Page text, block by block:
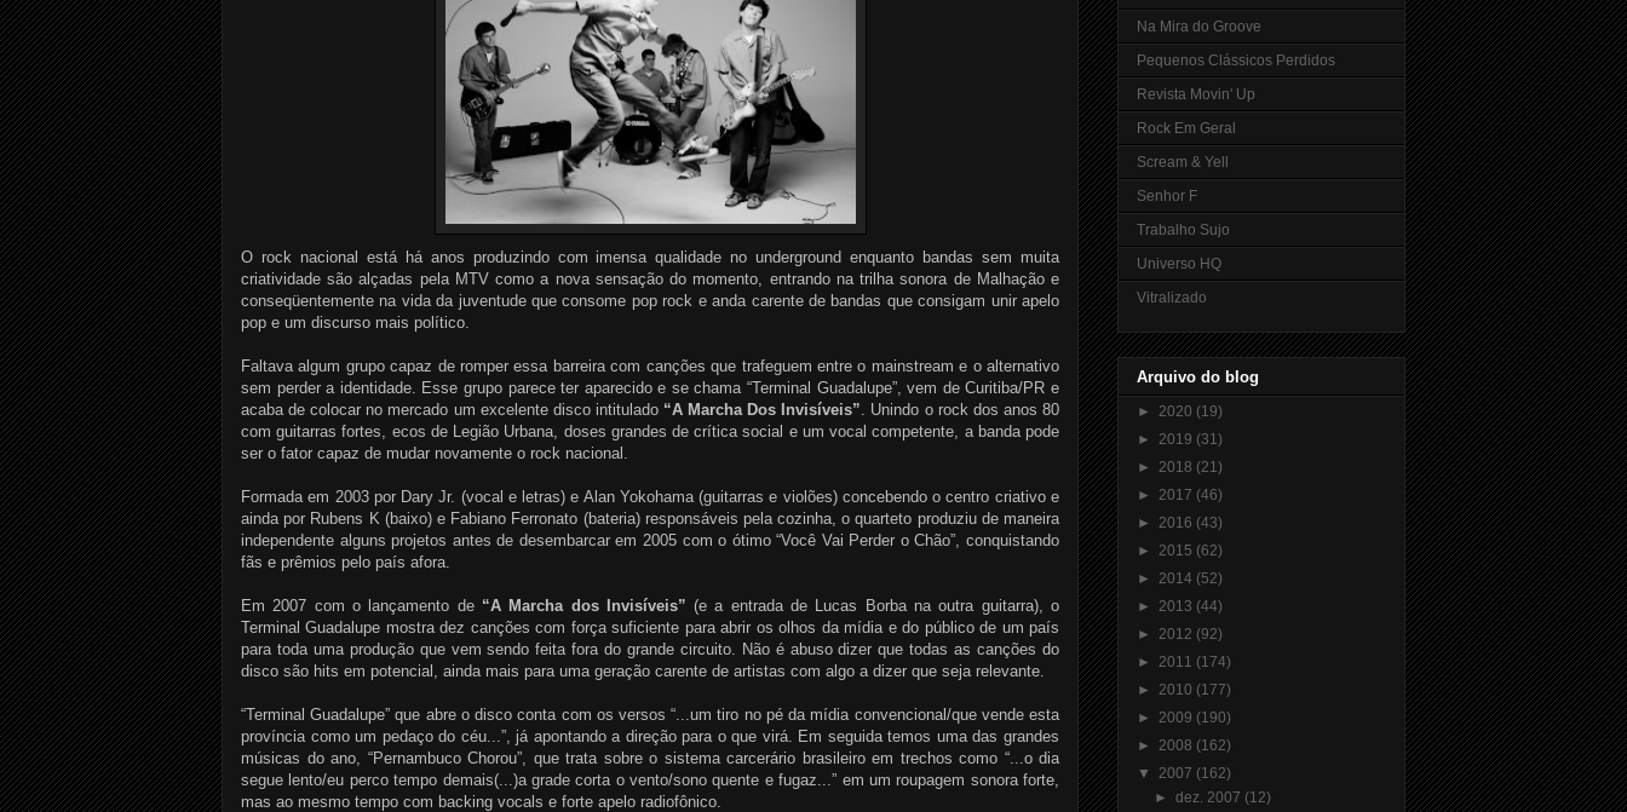
O rock nacional está há anos produzindo com imensa qualidade no underground enquanto bandas sem muita
criatividade são alçadas pela MTV como a nova sensação do momento, entrando na trilha sonora de Malhação e
conseqüentemente na vida da juventude que consome pop rock e anda carente de bandas que consigam unir apelo
pop e um discurso mais político.
Faltava algum grupo capaz de romper essa barreira com canções que trafeguem entre o mainstream e o alternativo
sem perder a identidade. Esse grupo parece ter aparecido e se chama “Terminal Guadalupe”, vem de Curitiba/PR e
acaba de colocar no mercado um excelente disco intitulado “A Marcha Dos Invisíveis”. Unindo o rock dos anos 80
com guitarras fortes, ecos de Legião Urbana, doses grandes de crítica social e um vocal competente, a banda pode
ser o fator capaz de mudar novamente o rock nacional.
Formada em 2003 por Dary Jr. (vocal e letras) e Alan Yokohama (guitarras e violões) concebendo o centro criativo e
ainda por Rubens K (baixo) e Fabiano Ferronato (bateria) responsáveis pela cozinha, o quarteto produziu de maneira
independente alguns projetos antes de desembarcar em 2005 com o ótimo “Você Vai Perder o Chão”, conquistando
fãs e prêmios pelo país afora.
Em 2007 com o lançamento de“A Marcha dos Invisíveis” (e a entrada de Lucas Borba na outra guitarra), o
Terminal Guadalupe mostra dez canções com força suficiente para abrir os olhos da mídia e do público de um país
para toda uma produção que vem sendo feita fora do grande circuito. Não é abuso dizer que todas as canções do
disco são hits em potencial, ainda mais para uma geração carente de artistas com algo a dizer que seja relevante.
“Terminal Guadalupe” que abre o disco conta com os versos “...um tiro no pé da mídia convencional/que vende esta
província como um pedaço do céu...”, já apontando a direção para o que virá. Em seguida temos uma das grandes
músicas do ano, “Pernambuco Chorou”, que trata sobre o sistema carcerário brasileiro em trechos como “...o dia
segue lento/eu perco tempo demais(...)a grade corta o vento/sono quente e fugaz...” em um roupagem sonora forte,
mas ao mesmo tempo com backing vocals e forte apelo radiofônico.
Na Mira do Groove
Pequenos Clássicos Perdidos
Revista Movin' Up
Rock Em Geral
Scream & Yell
Senhor F
Trabalho Sujo
Universo HQ
Vitralizado
Arquivo do blog
► 2020 (19)
► 2019 (31)
► 2018 (21)
► 2017 (46)
► 2016 (43)
► 2015 (62)
► 2014 (52)
► 2013 (44)
► 2012 (92)
► 2011 (174)
► 2010 (177)
► 2009 (190)
► 2008 (162)
▼ 2007 (162)
►dez. 2007 (12)